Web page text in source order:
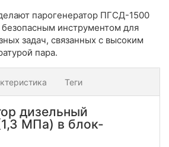
парогенератор ПГСД-1500
инструментом для
задач, связанных с высоким
пара.
Теги
дизельный
МПа) в блок-